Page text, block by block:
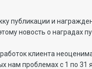
публикации и
новость о наградах
клиента
нам проблемах с 1 по 31